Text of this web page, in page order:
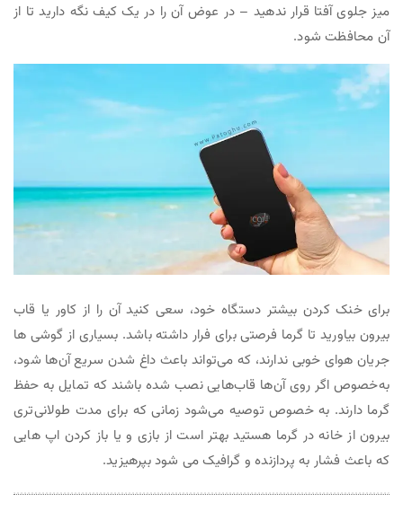
میز جلوی آفتا قرار ندهید – در عوض آن را در یک کیف نگه دارید تا از
آن محافظت شود.
برای خنک کردن بیشتر دستگاه خود، سعی کنید آن را از کاور یا قاب
بیرون بیاورید تا گرما فرصتی برای فرار داشته باشد. بسیاری از گوشی ها
جریان هوای خوبی ندارند، که می‌تواند باعث داغ شدن سریع آن‌ها شود،
به‌خصوص اگر روی آن‌ها قاب‌هایی نصب شده باشند که تمایل به حفظ
گرما دارند. به خصوص توصیه می‌شود زمانی که برای مدت طولانی‌تری
بیرون از خانه در گرما هستید بهتر است از بازی و یا باز کردن اپ هایی
که باعث فشار به پردازنده و گرافیک می شود بپرهیزید.